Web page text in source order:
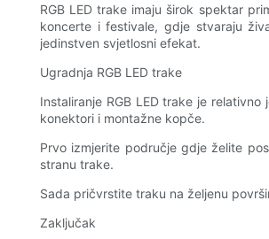
RGB LED trake imaju širok spektar
koncerte i festivale, gdje stvaraju
jedinstven svjetlosni efekat.
Ugradnja RGB LED trake
Instaliranje RGB LED trake je
konektori i montažne kopče.
Prvo izmjerite područje gdje želite
stranu trake.
Sada pričvrstite traku na željenu
Zaključak